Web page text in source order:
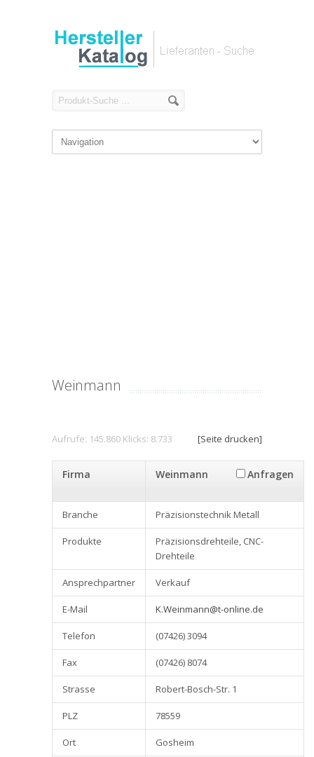
Weinmann
Aufrufe: 145.860 Klicks: 8.733 [Seite drucken]
Firma Weinmann Anfragen
Branche Präzisionstechnik Metall
Produkte
Präzisionsdrehteile, CNC-
Drehteile
Ansprechpartner Verkauf
E-Mail K.Weinmann@t-online.de
Telefon (07426) 3094
Fax (07426) 8074
Strasse Robert-Bosch-Str. 1
PLZ 78559
Ort Gosheim